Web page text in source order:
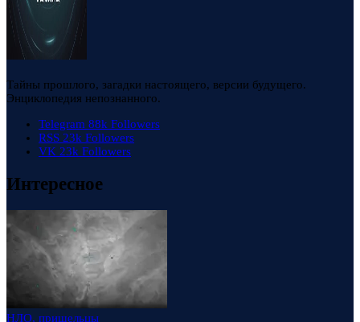
Тайны прошлого, загадки настоящего, версии будущего.
Энциклопедия непознанного.
Telegram 88k Followers
RSS 23k Followers
VK 23k Followers
Интересное
НЛО, пришельцы